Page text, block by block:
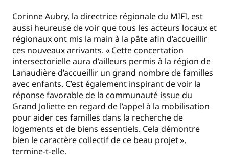
Corinne Aubry, la directrice régionale du MIFI, est
aussi heureuse de voir que tous les acteurs locaux et
régionaux ont mis la main à la pâte afin d’accueillir
ces nouveaux arrivants. « Cette concertation
intersectorielle aura d’ailleurs permis à la région de
Lanaudière d’accueillir un grand nombre de familles
avec enfants. C’est également inspirant de voir la
réponse favorable de la communauté issue du
Grand Joliette en regard de l’appel à la mobilisation
pour aider ces familles dans la recherche de
logements et de biens essentiels. Cela démontre
bien le caractère collectif de ce beau projet »,
termine-t-elle.